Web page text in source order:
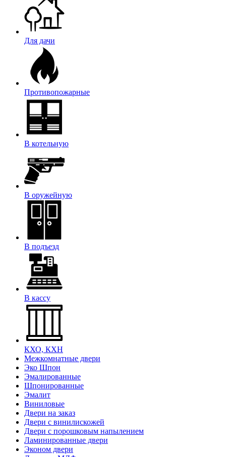
Для дачи
Противопожарные
В котельную
В оружейную
В подъезд
В кассу
КХО, КХН
Межкомнатные двери
Эко Шпон
Эмалированные
Шпонированные
Эмалит
Виниловые
Двери на заказ
Двери с винилискожей
Двери с порошковым напылением
Ламинированные двери
Эконом двери